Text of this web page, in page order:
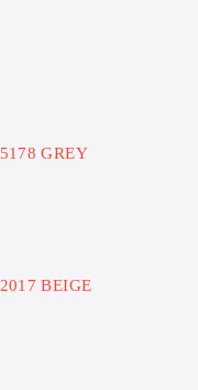
5178 GREY
2017 BEIGE